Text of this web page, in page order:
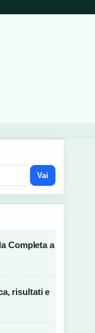
Vai
Completa a
risultati e